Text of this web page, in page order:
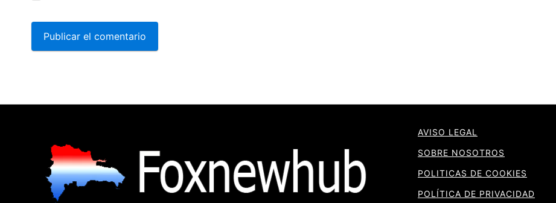
AVISO LEGAL
SOBRE NOSOTROS
POLITICAS DE COOKIES
POLÍTICA DE PRIVACIDAD